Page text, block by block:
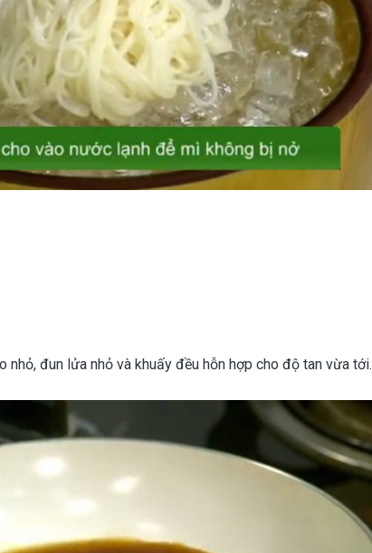
nhỏ, đun lửa nhỏ và khuấy đều hỗn hợp cho độ tan vừa tới.